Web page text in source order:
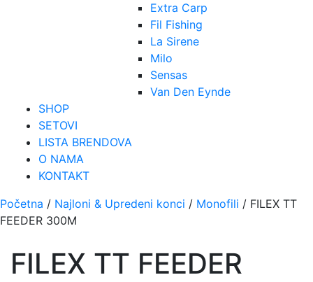
Extra Carp
Fil Fishing
La Sirene
Milo
Sensas
Van Den Eynde
SHOP
SETOVI
LISTA BRENDOVA
O NAMA
KONTAKT
Početna / Najloni & Upredeni konci / Monofili / FILEX TT
FEEDER 300M
FILEX TT FEEDER